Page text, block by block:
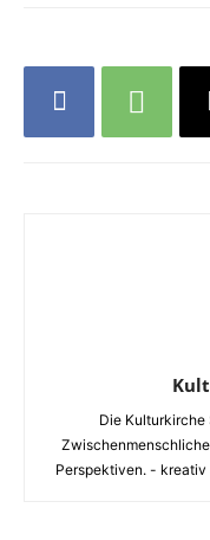
Die Kulturkirche
Perspektiven. - kreativ